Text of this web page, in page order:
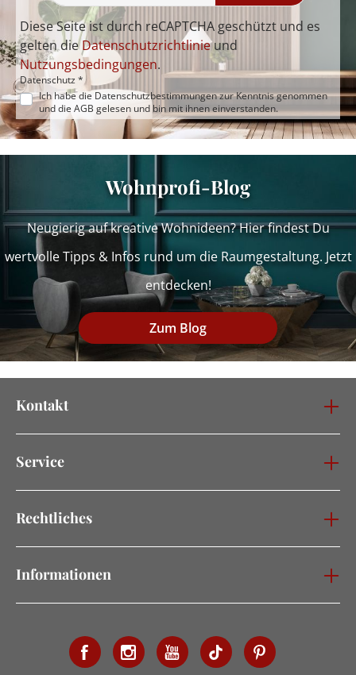
Diese Seite ist durch reCAPTCHA geschützt und es
gelten dieDatenschutzrichtlinieund
Nutzungsbedingungen.
Datenschutz *
Ich habe die Datenschutzbestimmungenzur Kenntnis genommen
und die AGB gelesen und bin mit ihnen einverstanden.
Wohnprofi-Blog
Neugierig auf kreative Wohnideen? Hier findest Du
wertvolle Tipps & Infos rund um die Raumgestaltung. Jetzt
entdecken!
Zum Blog
Kontakt
Service
Rechtliches
Informationen